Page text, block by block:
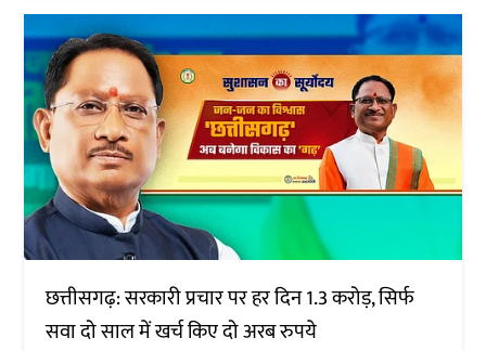
छत्तीसगढ़: सरकारी प्रचार पर हर दिन 1.3 करोड़, सिर्फ
सवा दो साल में खर्च किए दो अरब रुपये